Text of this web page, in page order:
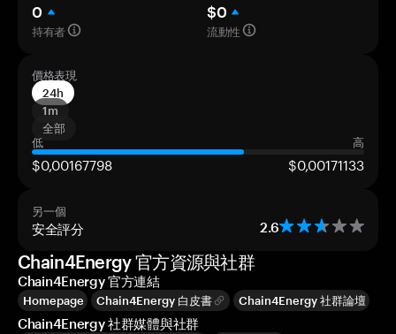
0
持有者
$0
流動性
價格表現
24h
1m
全部
低
高
$0,00167798 $0,00171133
另一個
安全評分 2.6
Chain4Energy 官方資源與社群
Chain4Energy 官方連結
Homepage Chain4Energy 白皮書 Chain4Energy 社群論壇
Chain4Energy 社群媒體與社群